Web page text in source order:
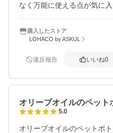
なく万能に使える点が気に入
購入したストア
LOHACO by ASKUL
違反報告 いいね0
オリーブオイルのペッ
5.0
オリーブオイルのペットボ